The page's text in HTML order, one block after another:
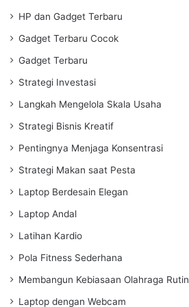
HP dan Gadget Terbaru
Gadget Terbaru Cocok
Gadget Terbaru
Strategi Investasi
Langkah Mengelola Skala Usaha
Strategi Bisnis Kreatif
Pentingnya Menjaga Konsentrasi
Strategi Makan saat Pesta
Laptop Berdesain Elegan
Laptop Andal
Latihan Kardio
Pola Fitness Sederhana
Membangun Kebiasaan Olahraga Rutin
Laptop dengan Webcam